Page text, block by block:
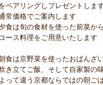
ペアリングしプレゼントしま
常価格でご案内します
食は旬の食材を使った前菜か
コース料理をご用意いたします
食は京野菜を使ったおばんざ
き立てご飯、そして自家製の
よって違う京都ならではの朝ご